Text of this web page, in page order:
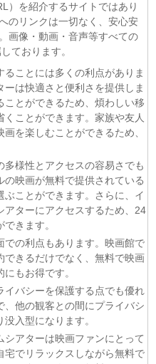
6話
眠れぬ奇妙な話- 第6話
4話
第6話
言ってから10年がたったら伝
主様 第6話
件 第4期 第17話
年8月7日
）を紹介するサイトではあり
のリンクは一切なく、安心安
画像・動画・音声等すべての
ております。
ことには多くの利点がありま
は快適さと便利さを提供しま
とができるため、煩わしい移
ことができます。家族や友人
を楽しむことができるため、
様性とアクセスの容易さでも
映画が無料で提供されている
ことができます。さらに、イ
アターにアクセスするため、24
きます。
での利点もあります。映画館で
きるだけでなく、無料で映画
もお得です。
イバシーを保護する点でも優れ
他の観客との間にプライバシ
入型になります。
アターは映画ファンにとって
宅でリラックスしながら無料で